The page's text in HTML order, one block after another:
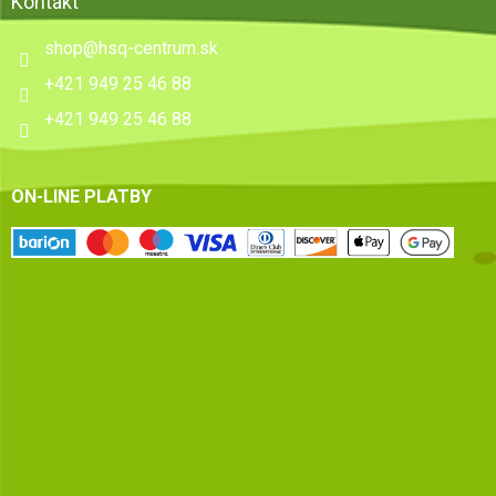
shop@hsq-centrum.sk
+421 949 25 46 88
+421 949 25 46 88
ON-LINE PLATBY